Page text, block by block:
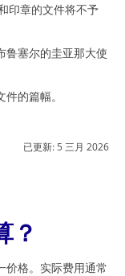
印章的文件将不予
鲁塞尔的圭亚那大使
的篇幅。
已更新: 5 三月 2026
？
价格。实际费用通常